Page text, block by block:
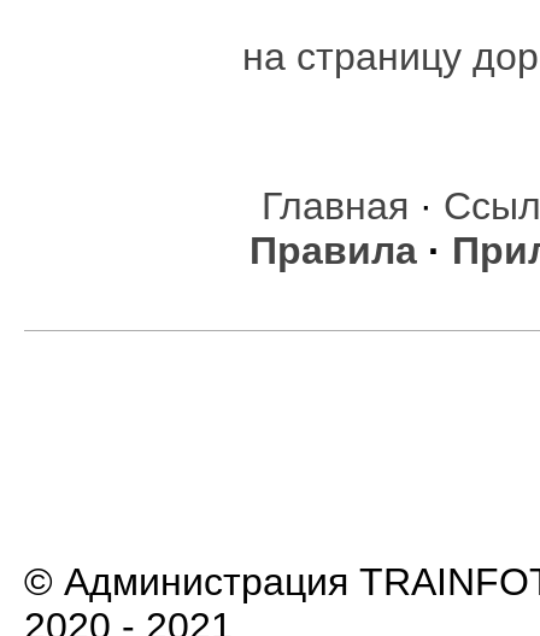
на страницу
Главная ·
Правила ·
© Администрация
2020 - 2021